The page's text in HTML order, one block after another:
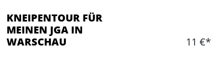
KNEIPENTOUR FÜR
MEINEN JGA IN
WARSCHAU
11 €*